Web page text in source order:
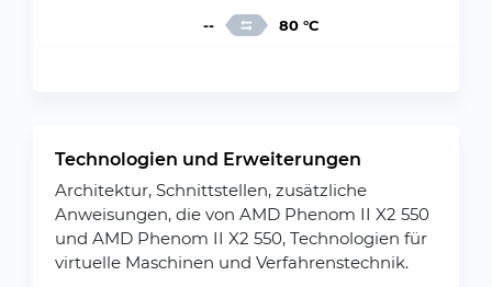
-- 80 °C
Technologien und Erweiterungen
Architektur, Schnittstellen, zusätzliche
Anweisungen, die von AMD Phenom II X2 550
und AMD Phenom II X2 550, Technologien für
virtuelle Maschinen und Verfahrenstechnik.